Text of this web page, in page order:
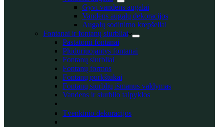
Gyvi vandens augalai
Vandens augalų dekoracijos
Augalų sodinimo krepšeliai
Fontanai ir fontanų siurbliai
Pastatomi fontanai
Plūduriuojantys fontanai
Fontanų siurbliai
Fontanų formos
Fontanų purkštukai
Fontanų siurblių išmanus valdymas
Vandens ir siurblio talpyklos
Tvenkinio dekoracijos